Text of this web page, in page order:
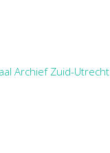
Archief Zuid-Utrecht